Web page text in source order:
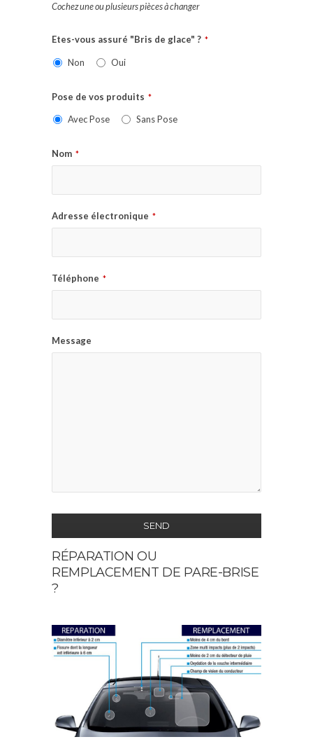
Cochez une ou plusieurs pièces à changer
Etes-vous assuré "Bris de glace" ? *
Non Oui
Pose de vos produits *
Avec Pose Sans Pose
Nom *
Adresse électronique *
Téléphone *
Message
SEND
This
field
should
left
blank
RÉPARATION OU
REMPLACEMENT DE PARE-BRISE
?